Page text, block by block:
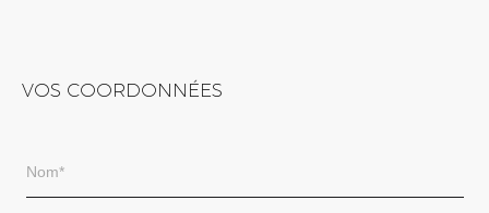
VOS COORDONNÉES